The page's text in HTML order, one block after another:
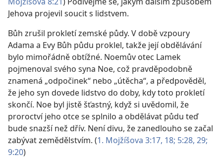
Jehova projevil soucit s lidstvem.
Bůh zrušil prokletí zemské půdy. V době vzpoury
Adama a Evy Bůh půdu proklel, takže její obdělávání
bylo mimořádně obtížné. Noemův otec Lamek
pojmenoval svého syna Noe, což pravděpodobně
znamená „odpočinek“ nebo „útěcha“, a předpověděl,
že jeho syn dovede lidstvo do doby, kdy toto prokletí
skončí. Noe byl jistě šťastný, když si uvědomil, že
proroctví jeho otce se splnilo a obdělávat půdu teď
bude snazší než dřív. Není divu, že zanedlouho se začal
zabývat zemědělstvím. (1. Mojžíšova 3:17, 18; 5:28, 29;
9:20)